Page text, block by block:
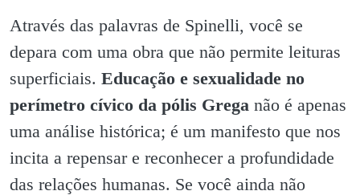
Através das palavras de Spinelli, você se
depara com uma obra que não permite leituras
superficiais. Educação e sexualidade no
perímetro cívico da pólis Grega não é apenas
uma análise histórica; é um manifesto que nos
incita a repensar e reconhecer a profundidade
das relações humanas. Se você ainda não